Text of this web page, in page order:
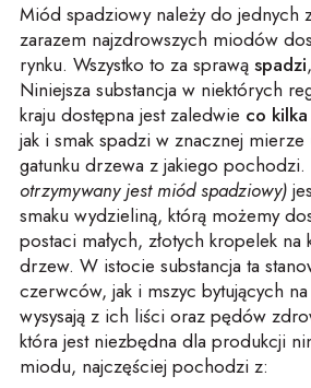
Miód spadziowy należy do jednych
zarazem najzdrowszych miodów
rynku. Wszystko to za sprawą spadzi
Niniejsza substancja w niektórych
kraju dostępna jest zaledwie co
jak i smak spadzi w znacznej
gatunku drzewa z jakiego pochodzi.
otrzymywany jest miód spadziowy)
smaku wydzieliną, którą możemy
postaci małych, złotych kropelek
drzew. W istocie substancja ta
czerwców, jak i mszyc bytujących
wysysają z ich liści oraz pędów
która jest niezbędna dla produkcji
miodu, najczęściej pochodzi z: